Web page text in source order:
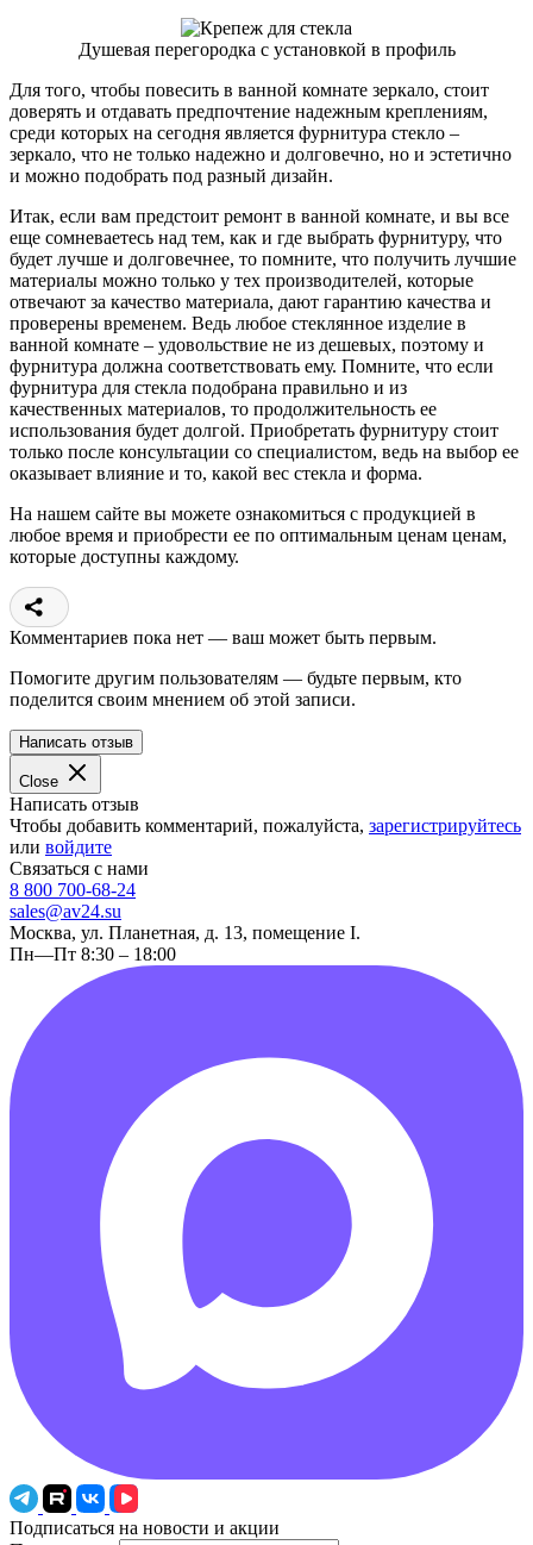
Душевая перегородка с установкой в профиль
Для того, чтобы повесить в ванной комнате зеркало, стоит
доверять и отдавать предпочтение надежным креплениям,
среди которых на сегодня является фурнитура стекло –
зеркало, что не только надежно и долговечно, но и эстетично
и можно подобрать под разный дизайн.
Итак, если вам предстоит ремонт в ванной комнате, и вы все
еще сомневаетесь над тем, как и где выбрать фурнитуру, что
будет лучше и долговечнее, то помните, что получить лучшие
материалы можно только у тех производителей, которые
отвечают за качество материала, дают гарантию качества и
проверены временем. Ведь любое стеклянное изделие в
ванной комнате – удовольствие не из дешевых, поэтому и
фурнитура должна соответствовать ему. Помните, что если
фурнитура для стекла подобрана правильно и из
качественных материалов, то продолжительность ее
использования будет долгой. Приобретать фурнитуру стоит
только после консультации со специалистом, ведь на выбор ее
оказывает влияние и то, какой вес стекла и форма.
На нашем сайте вы можете ознакомиться с продукцией в
любое время и приобрести ее по оптимальным ценам ценам,
которые доступны каждому.
Комментариев пока нет — ваш может быть первым.
Помогите другим пользователям — будьте первым, кто
поделится своим мнением об этой записи.
Написать отзыв
Close
Написать отзыв
Чтобы добавить комментарий, пожалуйста, зарегистрируйтесь
или войдите
Связаться с нами
8 800 700-68-24
sales@av24.su
Москва, ул. Планетная, д. 13, помещение I.
Пн—Пт 8:30 – 18:00
Подписаться на новости и акции